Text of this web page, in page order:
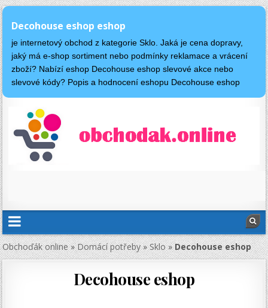
Decohouse eshop eshop
je internetový obchod z kategorie Sklo. Jaká je cena dopravy,
jaký má e-shop sortiment nebo podmínky reklamace a vrácení
zboží? Nabízí eshop Decohouse eshop slevové akce nebo
slevové kódy? Popis a hodnocení eshopu Decohouse eshop
Obchoďák online»Domácí potřeby»Sklo»Decohouse eshop
Decohouse eshop